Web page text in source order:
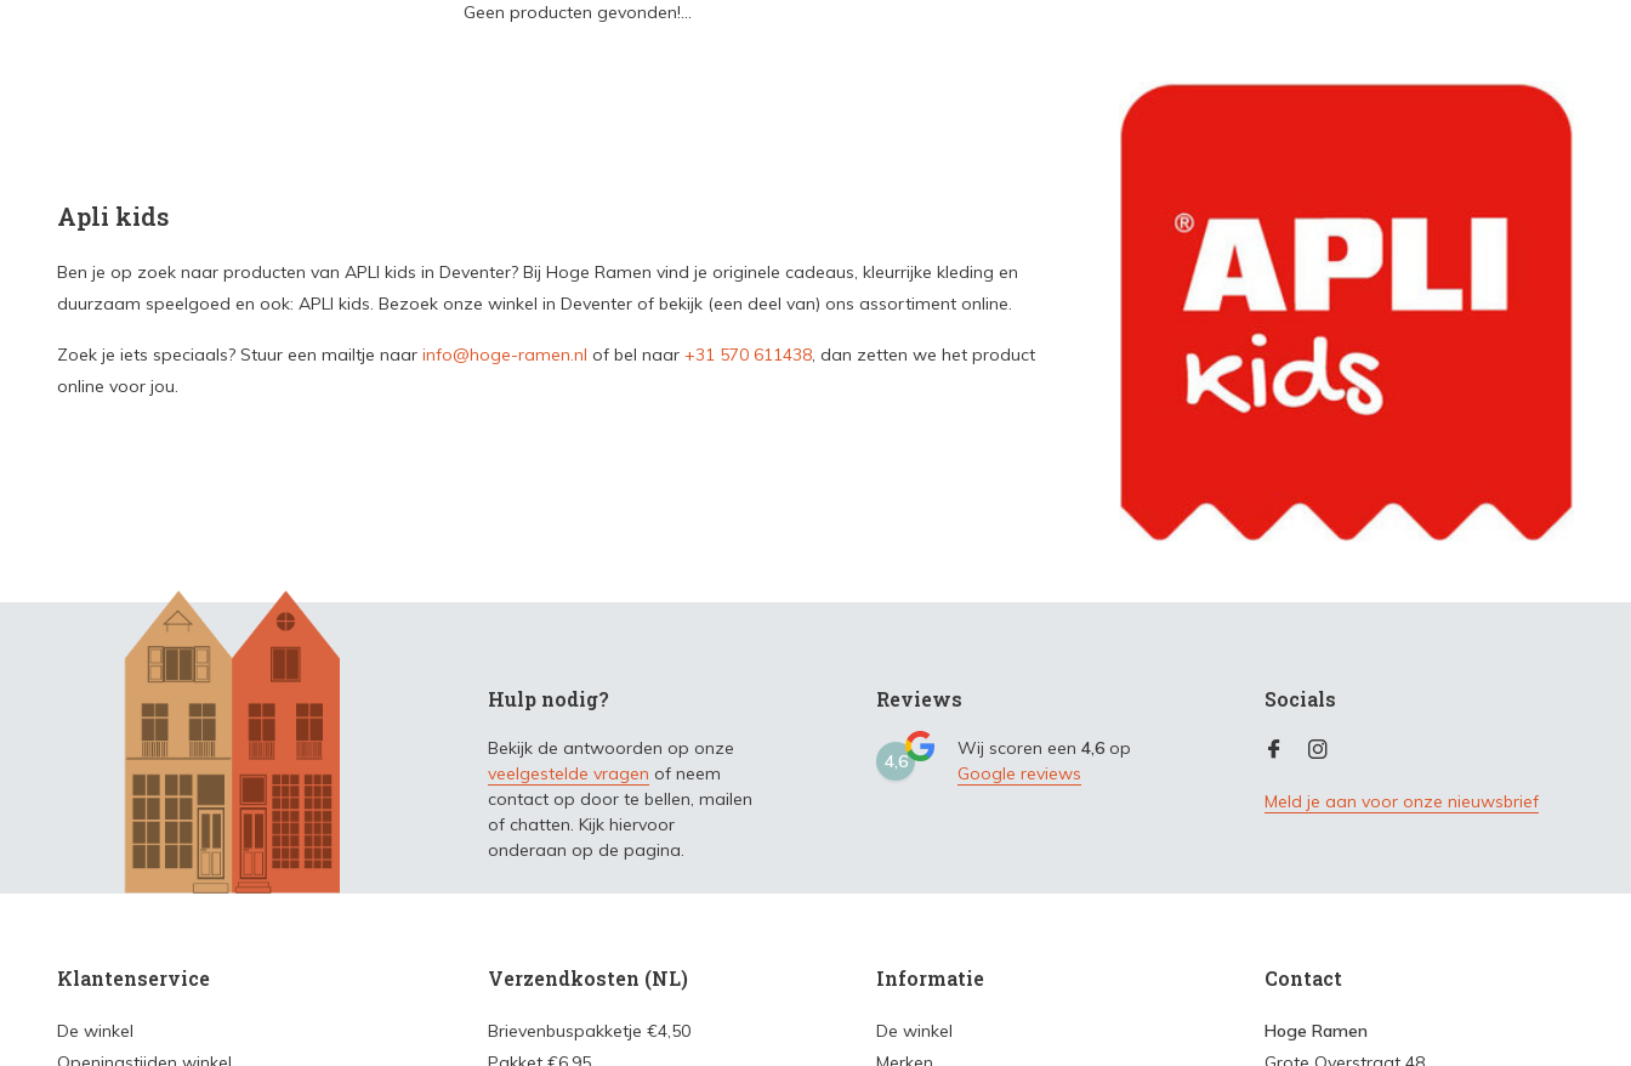
Geen producten gevonden!...
Apli kids
Ben je op zoek naar producten van APLI kids in Deventer? Bij Hoge Ramen vind je originele cadeaus, kleurrijke kleding en
duurzaam speelgoed en ook: APLI kids. Bezoek onze winkel in Deventer of bekijk (een deel van) ons assortiment online.
Zoek je iets speciaals? Stuur een mailtje naar info@hoge-ramen.nl of bel naar +31 570 611438, dan zetten we het product
online voor jou.
Hulp nodig?
Bekijk de antwoorden op onze
veelgestelde vragen of neem
contact op door te bellen, mailen
of chatten. Kijk hiervoor
onderaan op de pagina.
Reviews
4,6
Wij scoren een 4,6 op
Google reviews
Socials
Meld je aan voor onze nieuwsbrief
Klantenservice
De winkel
Verzendkosten (NL)
Brievenbuspakketje €4,50
Informatie
De winkel
Contact
Hoge Ramen